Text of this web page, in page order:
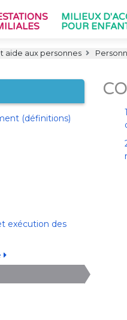
MILIEUX
POUR
aide aux personnes
(définitions)
exécution des